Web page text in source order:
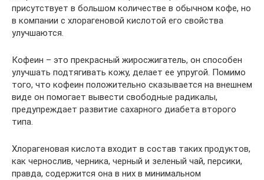
присутствует в большом количестве в обычном кофе, но
в компании с хлорагеновой кислотой его свойства
улучшаются.
Кофеин – это прекрасный жиросжигатель, он способен
улучшать подтягивать кожу, делает ее упругой. Помимо
того, что кофеин положительно сказывается на внешнем
виде он помогает вывести свободные радикалы,
предупреждает развитие сахарного диабета второго
типа.
Хлорагеновая кислота входит в состав таких продуктов,
как чернослив, черника, черный и зеленый чай, персики,
правда, содержится она в них в минимальном